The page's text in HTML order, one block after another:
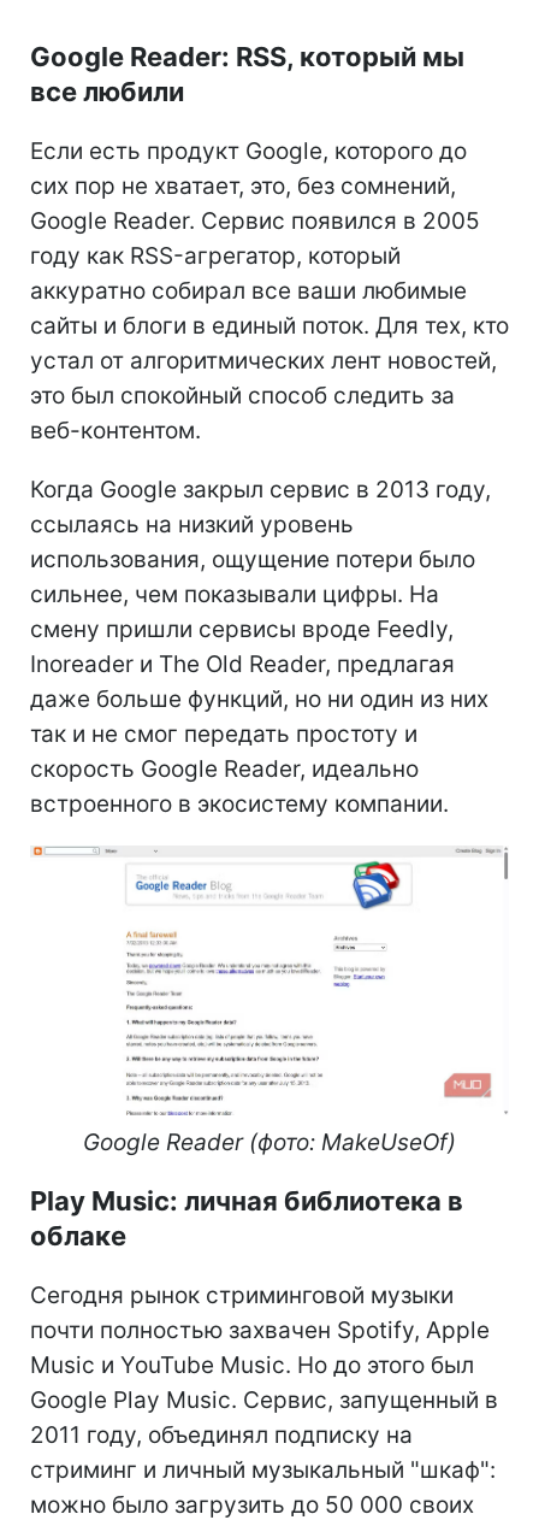
Google Reader: RSS, который мы
все любили
Если есть продукт Google, которого до
сих пор не хватает, это, без сомнений,
Google Reader. Сервис появился в 2005
году как RSS-агрегатор, который
аккуратно собирал все ваши любимые
сайты и блоги в единый поток. Для тех, кто
устал от алгоритмических лент новостей,
это был спокойный способ следить за
веб-контентом.
Когда Google закрыл сервис в 2013 году,
ссылаясь на низкий уровень
использования, ощущение потери было
сильнее, чем показывали цифры. На
смену пришли сервисы вроде Feedly,
Inoreader и The Old Reader, предлагая
даже больше функций, но ни один из них
так и не смог передать простоту и
скорость Google Reader, идеально
встроенного в экосистему компании.
Google Reader (фото: MakeUseOf)
Play Music: личная библиотека в
облаке
Сегодня рынок стриминговой музыки
почти полностью захвачен Spotify, Apple
Music и YouTube Music. Но до этого был
Google Play Music. Сервис, запущенный в
2011 году, объединял подписку на
стриминг и личный музыкальный "шкаф":
можно было загрузить до 50 000 своих